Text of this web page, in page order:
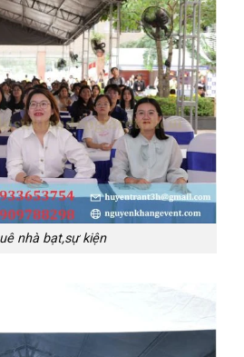
nhà bạt,sự kiện